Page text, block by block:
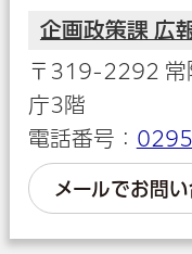
企画政策課 広
〒319-2292 常
庁3階
電話番号：
メールでお問